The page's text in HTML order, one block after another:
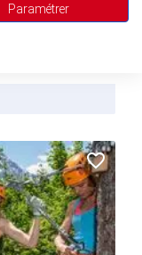
Paramétrer